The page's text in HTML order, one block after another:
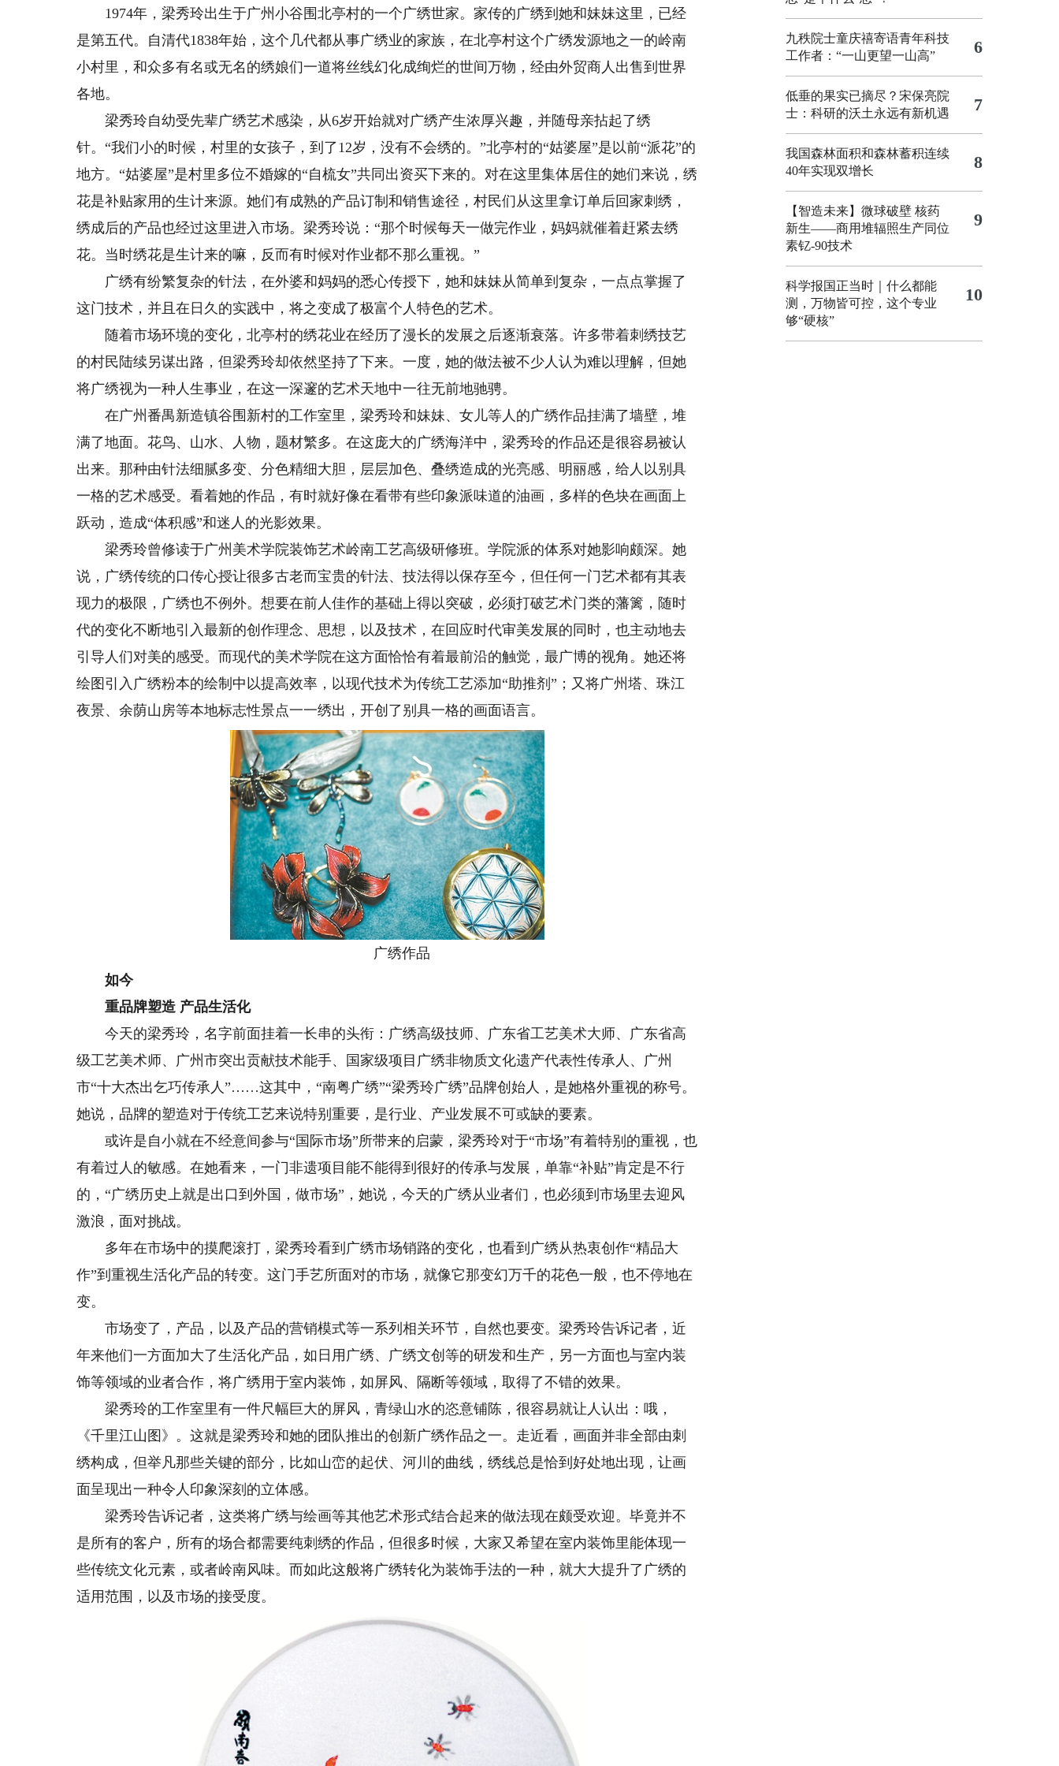
1974年，梁秀玲出生于广州小谷围北亭村的一个广绣世家。家传的广绣到她和妹妹这里，已经
是第五代。自清代1838年始，这个几代都从事广绣业的家族，在北亭村这个广绣发源地之一的岭南
小村里，和众多有名或无名的绣娘们一道将丝线幻化成绚烂的世间万物，经由外贸商人出售到世界
各地。
梁秀玲自幼受先辈广绣艺术感染，从6岁开始就对广绣产生浓厚兴趣，并随母亲拈起了绣
针。“我们小的时候，村里的女孩子，到了12岁，没有不会绣的。”北亭村的“姑婆屋”是以前“派花”的
地方。“姑婆屋”是村里多位不婚嫁的“自梳女”共同出资买下来的。对在这里集体居住的她们来说，绣
花是补贴家用的生计来源。她们有成熟的产品订制和销售途径，村民们从这里拿订单后回家刺绣，
绣成后的产品也经过这里进入市场。梁秀玲说：“那个时候每天一做完作业，妈妈就催着赶紧去绣
花。当时绣花是生计来的嘛，反而有时候对作业都不那么重视。”
广绣有纷繁复杂的针法，在外婆和妈妈的悉心传授下，她和妹妹从简单到复杂，一点点掌握了
这门技术，并且在日久的实践中，将之变成了极富个人特色的艺术。
随着市场环境的变化，北亭村的绣花业在经历了漫长的发展之后逐渐衰落。许多带着刺绣技艺
的村民陆续另谋出路，但梁秀玲却依然坚持了下来。一度，她的做法被不少人认为难以理解，但她
将广绣视为一种人生事业，在这一深邃的艺术天地中一往无前地驰骋。
在广州番禺新造镇谷围新村的工作室里，梁秀玲和妹妹、女儿等人的广绣作品挂满了墙壁，堆
满了地面。花鸟、山水、人物，题材繁多。在这庞大的广绣海洋中，梁秀玲的作品还是很容易被认
出来。那种由针法细腻多变、分色精细大胆，层层加色、叠绣造成的光亮感、明丽感，给人以别具
一格的艺术感受。看着她的作品，有时就好像在看带有些印象派味道的油画，多样的色块在画面上
跃动，造成“体积感”和迷人的光影效果。
梁秀玲曾修读于广州美术学院装饰艺术岭南工艺高级研修班。学院派的体系对她影响颇深。她
说，广绣传统的口传心授让很多古老而宝贵的针法、技法得以保存至今，但任何一门艺术都有其表
现力的极限，广绣也不例外。想要在前人佳作的基础上得以突破，必须打破艺术门类的藩篱，随时
代的变化不断地引入最新的创作理念、思想，以及技术，在回应时代审美发展的同时，也主动地去
引导人们对美的感受。而现代的美术学院在这方面恰恰有着最前沿的触觉，最广博的视角。她还将
绘图引入广绣粉本的绘制中以提高效率，以现代技术为传统工艺添加“助推剂”；又将广州塔、珠江
夜景、余荫山房等本地标志性景点一一绣出，开创了别具一格的画面语言。
广绣作品
如今
重品牌塑造 产品生活化
今天的梁秀玲，名字前面挂着一长串的头衔：广绣高级技师、广东省工艺美术大师、广东省高
级工艺美术师、广州市突出贡献技术能手、国家级项目广绣非物质文化遗产代表性传承人、广州
市“十大杰出乞巧传承人”……这其中，“南粤广绣”“梁秀玲广绣”品牌创始人，是她格外重视的称号。
她说，品牌的塑造对于传统工艺来说特别重要，是行业、产业发展不可或缺的要素。
或许是自小就在不经意间参与“国际市场”所带来的启蒙，梁秀玲对于“市场”有着特别的重视，也
有着过人的敏感。在她看来，一门非遗项目能不能得到很好的传承与发展，单靠“补贴”肯定是不行
的，“广绣历史上就是出口到外国，做市场”，她说，今天的广绣从业者们，也必须到市场里去迎风
激浪，面对挑战。
多年在市场中的摸爬滚打，梁秀玲看到广绣市场销路的变化，也看到广绣从热衷创作“精品大
作”到重视生活化产品的转变。这门手艺所面对的市场，就像它那变幻万千的花色一般，也不停地在
变。
市场变了，产品，以及产品的营销模式等一系列相关环节，自然也要变。梁秀玲告诉记者，近
年来他们一方面加大了生活化产品，如日用广绣、广绣文创等的研发和生产，另一方面也与室内装
饰等领域的业者合作，将广绣用于室内装饰，如屏风、隔断等领域，取得了不错的效果。
梁秀玲的工作室里有一件尺幅巨大的屏风，青绿山水的恣意铺陈，很容易就让人认出：哦，
《千里江山图》。这就是梁秀玲和她的团队推出的创新广绣作品之一。走近看，画面并非全部由刺
绣构成，但举凡那些关键的部分，比如山峦的起伏、河川的曲线，绣线总是恰到好处地出现，让画
面呈现出一种令人印象深刻的立体感。
梁秀玲告诉记者，这类将广绣与绘画等其他艺术形式结合起来的做法现在颇受欢迎。毕竟并不
是所有的客户，所有的场合都需要纯刺绣的作品，但很多时候，大家又希望在室内装饰里能体现一
些传统文化元素，或者岭南风味。而如此这般将广绣转化为装饰手法的一种，就大大提升了广绣的
适用范围，以及市场的接受度。
九秩院士童庆禧寄语青年科技
工作者：“一山更望一山高”
6
低垂的果实已摘尽？宋保亮院
士：科研的沃土永远有新机遇
7
我国森林面积和森林蓄积连续
40年实现双增长
8
【智造未来】微球破壁 核药
新生——商用堆辐照生产同位
素钇-90技术
9
科学报国正当时｜什么都能
测，万物皆可控，这个专业
够“硬核”
10